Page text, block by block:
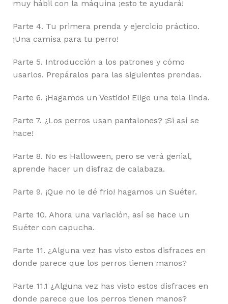
muy hábil con la máquina ¡esto te ayudará!
Parte 4. Tu primera prenda y ejercicio práctico.
¡Una camisa para tu perro!
Parte 5. Introducción a los patrones y cómo
usarlos. Prepáralos para las siguientes prendas.
Parte 6. ¡Hagamos un Vestido! Elige una tela linda.
Parte 7. ¿Los perros usan pantalones? ¡Si así se
hace!
Parte 8. No es Halloween, pero se verá genial,
aprende hacer un disfraz de calabaza.
Parte 9. ¡Que no le dé frio! hagamos un Suéter.
Parte 10. Ahora una variación, así se hace un
Suéter con capucha.
Parte 11. ¿Alguna vez has visto estos disfraces en
donde parece que los perros tienen manos?
Parte 11.1 ¿Alguna vez has visto estos disfraces en
donde parece que los perros tienen manos?